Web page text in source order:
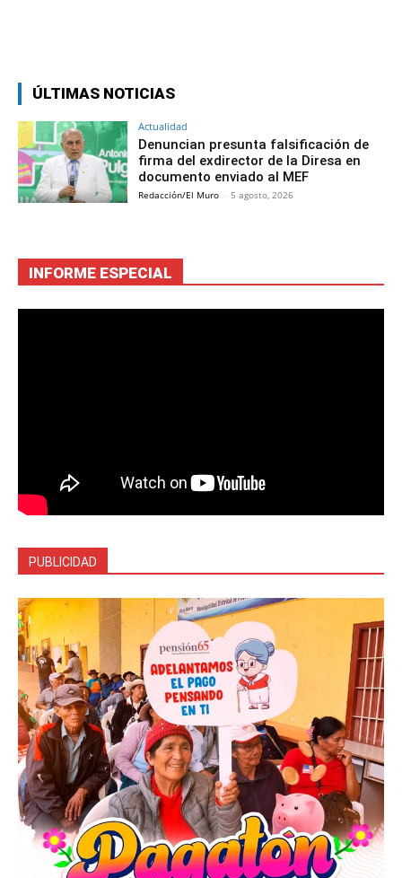
ÚLTIMAS NOTICIAS
Actualidad
Denuncian presunta falsificación de
firma del exdirector de la Diresa en
documento enviado al MEF
Redacción/El Muro - 5 agosto, 2026
INFORME ESPECIAL
PUBLICIDAD